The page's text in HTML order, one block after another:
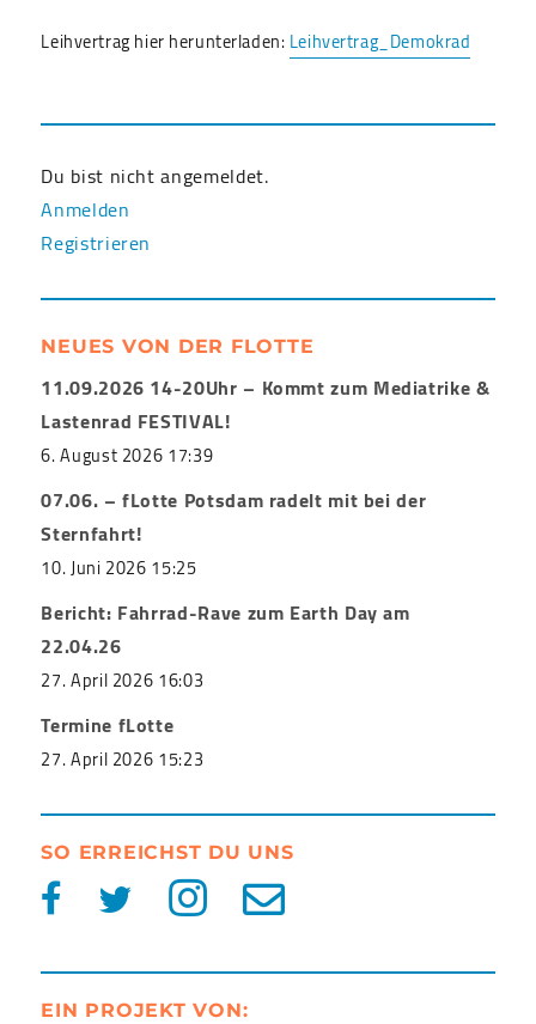
Leihvertrag hier herunterladen:Leihvertrag_Demokrad
Du bist nicht angemeldet.
Anmelden
Registrieren
NEUES VON DER FLOTTE
11.09.2026 14-20Uhr – Kommt zum Mediatrike &
Lastenrad FESTIVAL!
6. August 2026 17:39
07.06. – fLotte Potsdam radelt mit bei der
Sternfahrt!
10. Juni 2026 15:25
Bericht: Fahrrad-Rave zum Earth Day am
22.04.26
27. April 2026 16:03
Termine fLotte
27. April 2026 15:23
SO ERREICHST DU UNS
EIN PROJEKT VON: